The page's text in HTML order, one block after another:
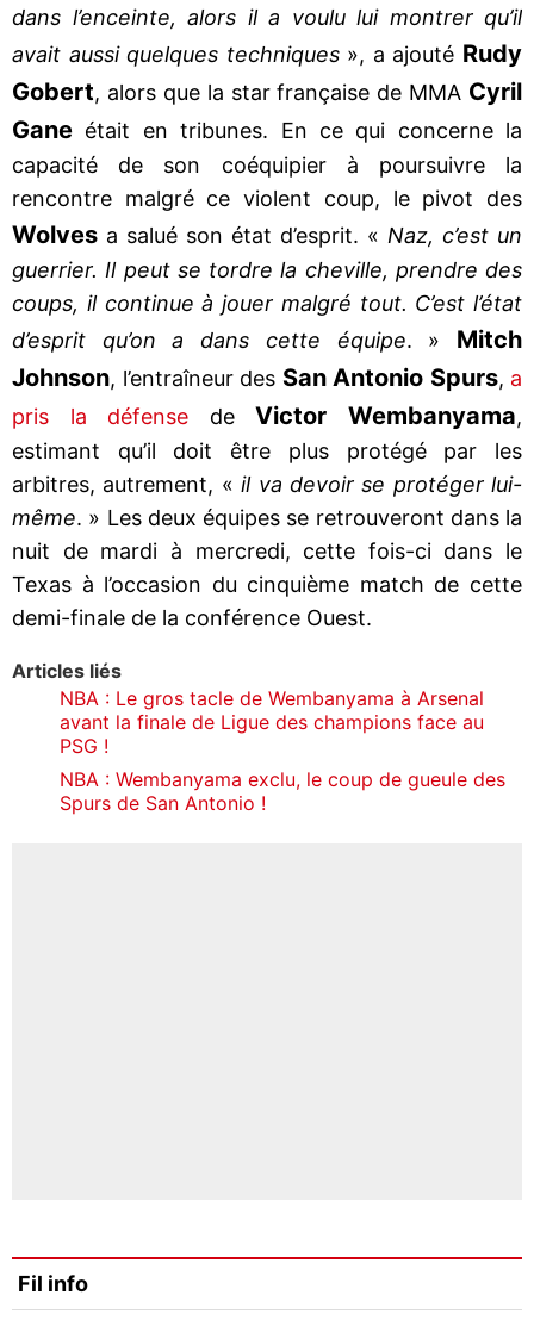
dans l’enceinte, alors il a voulu lui montrer qu’il
avait aussi quelques techniques », a ajouté Rudy
Gobert, alors que la star française de MMA Cyril
Gane était en tribunes. En ce qui concerne la
capacité de son coéquipier à poursuivre la
rencontre malgré ce violent coup, le pivot des
Wolves a salué son état d’esprit. « Naz, c’est un
guerrier. Il peut se tordre la cheville, prendre des
coups, il continue à jouer malgré tout. C’est l’état
d’esprit qu’on a dans cette équipe. » Mitch
Johnson, l’entraîneur des San Antonio Spurs, a
pris la défense deVictor Wembanyama,
estimant qu’il doit être plus protégé par les
arbitres, autrement, «il va devoir se protéger lui-
même. » Les deux équipes se retrouveront dans la
nuit de mardi à mercredi, cette fois-ci dans le
Texas à l’occasion du cinquième match de cette
demi-finale de la conférence Ouest.
Articles liés
NBA : Le gros tacle de Wembanyama à Arsenal
avant la finale de Ligue des champions face au
PSG !
NBA : Wembanyama exclu, le coup de gueule des
Spurs de San Antonio !
Fil info